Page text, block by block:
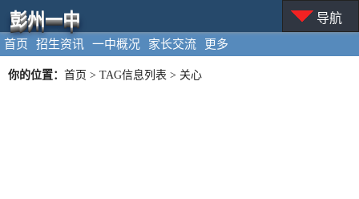
首页 招生资讯 一中概况 家长交流 更多
彭州一中 导航
你的位置： 首页 > TAG信息列表 > 关心